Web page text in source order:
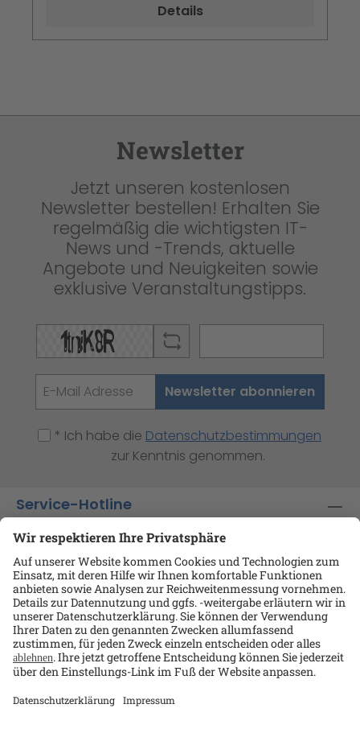
Details
Newsletter
Jetzt unseren kostenlosen
Newsletter bestellen! Erhalten Sie
regelmäßig die wichtigsten IT-
News und -Trends, aktuelle
Angebote und Neuigkeiten sowie
exklusive Veranstaltungstipps.
Newsletter abonnieren
* Ich habe die Datenschutzbestimmungen
zur Kenntnis genommen.
Service-Hotline
Shop-Service
Informationen
Ansprechpartner
Kontakt